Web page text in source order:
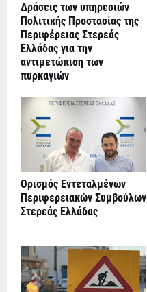
Δράσεις των υπηρεσιών
Πολιτικής Προστασίας της
Περιφέρειας Στερεάς
Ελλάδας για την
αντιμετώπιση των
πυρκαγιών
Ορισμός Εντεταλμένων
Περιφερειακών Συμβούλων
Στερεάς Ελλάδας